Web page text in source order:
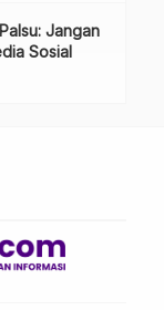
Jangan
Sosial